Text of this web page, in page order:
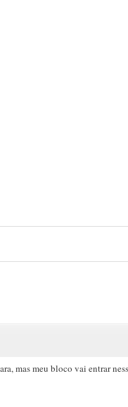
mas meu bloco vai entrar